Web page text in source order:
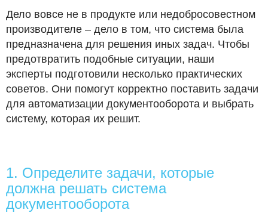
Дело вовсе не в продукте или недобросовестном
производителе – дело в том, что система была
предназначена для решения иных задач. Чтобы
предотвратить подобные ситуации, наши
эксперты подготовили несколько практических
советов. Они помогут корректно поставить задачи
для автоматизации документооборота и выбрать
систему, которая их решит.
1. Определите задачи, которые
должна решать система
документооборота